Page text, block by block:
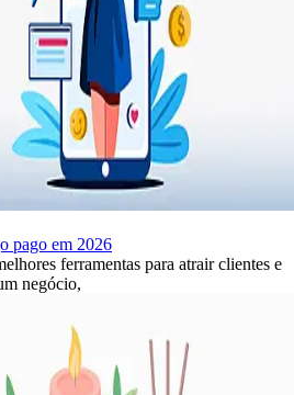
pago em 2026
ferramentas para atrair clientes e
negócio,